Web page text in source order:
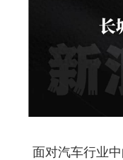
面对汽车行业